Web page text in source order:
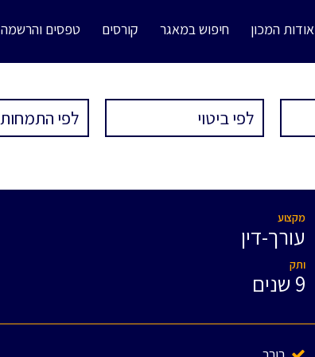
אודות המכון חיפוש במאגר קורסים טפסים והרשמה
מקצוע
עורך-דין
ותק
9 שנים